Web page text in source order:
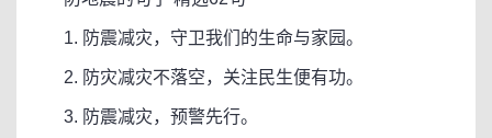
1. 防震减灾，守卫我们的生命与家园。
2. 防灾减灾不落空，关注民生便有功。
3. 防震减灾，预警先行。